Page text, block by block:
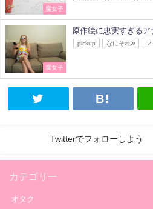
腐女子
腐女子
原作絵に忠実すぎる
pickup なにそれw マ
Twitterでフォローしよう
カテゴリー
オタク